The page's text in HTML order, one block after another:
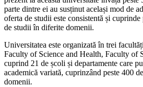
parte dintre ei au susținut același mod de
oferta de studii este consistentă și
de studii în diferite domenii.
Universitatea este organizată în trei
Faculty of Science and Health, Faculty of
cuprind 21 de școli și departamente care
academică variată, cuprinzând peste 400
domenii.